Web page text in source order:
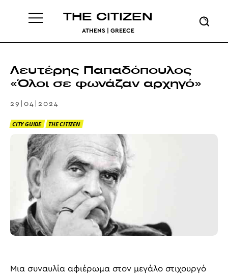
THE CITIZEN
ATHENS | GREECE
Λευτέρης Παπαδόπουλος
«Όλοι σε φωνάζαν αρχηγό»
29|04|2024
CITY GUIDE THE CITIZEN
Μια συναυλία αφιέρωμα στον μεγάλο στιχουργό